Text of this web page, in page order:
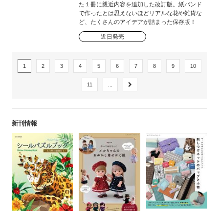
た１冊に親近内容を追加した改訂版。紙バンド
で作ったとは思えないほどリアルな花や雑貨な
ど、たくさんのアイデアが詰まった保存版！
近日発売
1 2 3 4 5 6 7 8 9 10
11
新刊情報